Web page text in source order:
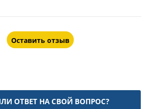
Оставить отзыв
ОТВЕТ НА СВОЙ ВОПРОС?